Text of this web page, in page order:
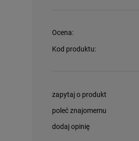
Ocena:
Kod produktu:
zapytaj o produkt
poleć znajomemu
dodaj opinię